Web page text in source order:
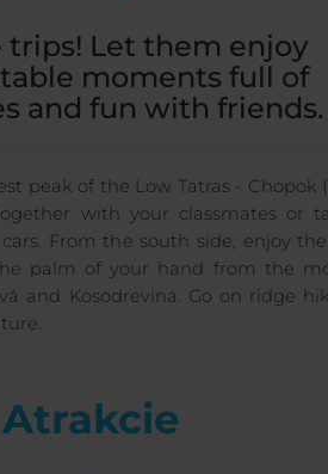
trips! Let them enjoy
moments full of
and fun with friends.
peak of the Low Tatras - Chopok
with your classmates or
From the south side, enjoy
palm of your hand from the
and Kosodrevina. Go on ridge
Atrakcie